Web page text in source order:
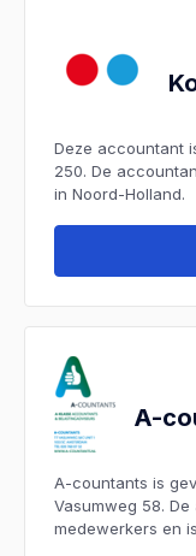
Deze accountant
250. De
in Noord-Holland.
A-
A-countants is
Vasumweg 58.
medewerkers en